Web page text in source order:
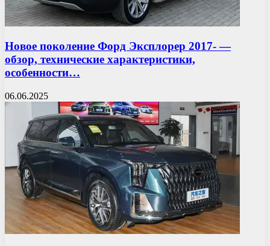
Новое поколение Форд Эксплорер 2017- —
обзор, технические характеристики,
особенности…
06.06.2025